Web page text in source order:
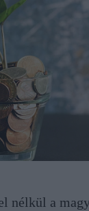
nélkül a